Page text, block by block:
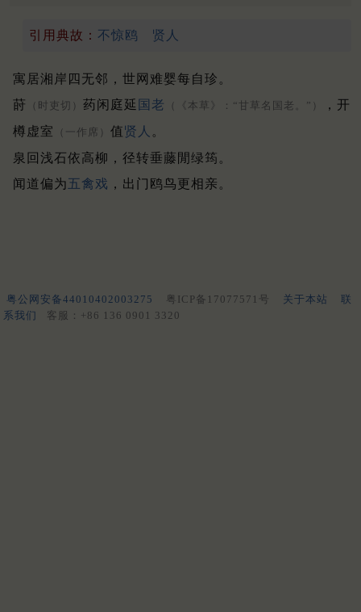
引用典故： 不惊鸥 贤人
寓居湘岸四无邻，世网难婴每自珍。
莳
（时吏切） 药闲庭延 国老 （《本草》：“甘草名国老。”）
，开
樽虚室
（一作席） 值贤人 。
泉回浅石依高柳，径转垂藤閒绿筠。
闻道偏为五禽戏 ，出门鸥鸟更相亲。
粤公网安备44010402003275 粤ICP备17077571号 关于本站
联
系我们
客服：+86 136 0901 3320